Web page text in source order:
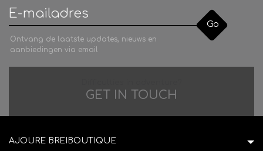
Go
Ontvang de laatste updates, nieuws en
aanbiedingen via email
GET IN TOUCH
AJOURE BREIBOUTIQUE